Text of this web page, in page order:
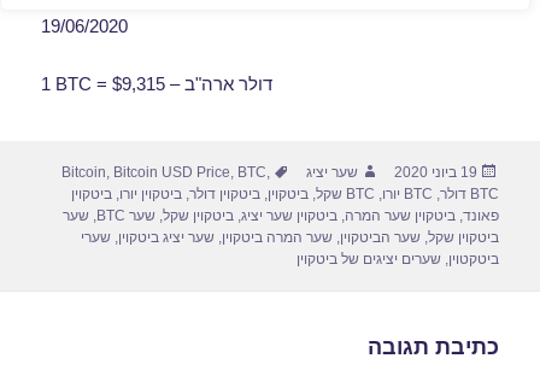
19/06/2020
1 BTC = $9,315 – דולר ארה"ב
פורסם
בתאריך
19 ביוני 2020 מחבר
שער יציג תגיות Bitcoin, Bitcoin USD Price, BTC,
BTC דולר
, BTC יורו , BTC שקל ,ביטקוין,ביטקוין דולר,ביטקוין יורו,ביטקוין
פאונד,ביטקוין שער המרה,ביטקוין שער יציג,ביטקוין שקל,שער BTC ,שער
ביטקוין שקל,שער הביטקוין,שער המרה ביטקוין,שער יציג ביטקוין,שערי
ביטקטוין,שערים יציגים של ביטקוין
כתיבת תגובה